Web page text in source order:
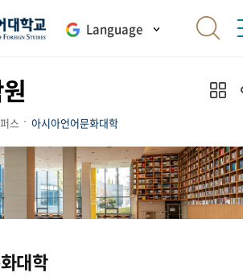
Language
스 아시아언어문화대학
대학